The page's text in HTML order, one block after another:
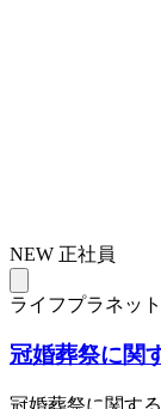
NEW 正社員
ライフプラネッ
冠婚葬祭に関
冠婚葬祭に関す